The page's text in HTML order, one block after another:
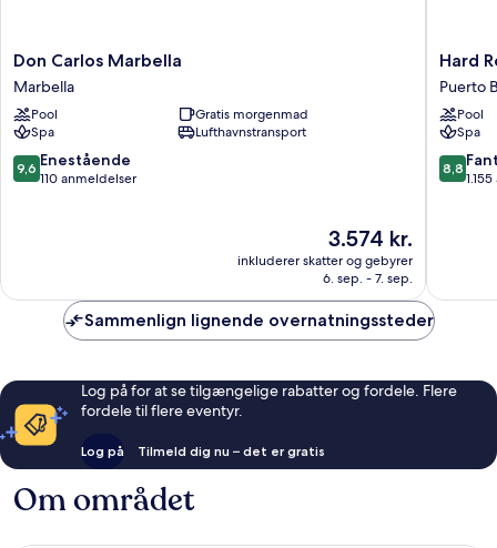
Don
Carlos
Marbella
Marbella
Don Carlos Marbella
Marbella
Pool
Gratis morgenmad
Spa
Lufthavnstransport
9.6
ud
9,6 Enestående
110 anmeldelser
Prisen
er
3.574 kr.
3.574 kr.
inkluderer skatter og gebyrer
6. sep. - 7. sep.
Hard
Rock
Hotel
–
Puerto
Banús
Hard
Puerto
Pool
Spa
8.8
ud
8,8
Sammenlign lignende overnatningssteder
Log på for at se tilgængelige rabatter og fordele. Flere
fordele til flere eventyr.
Log på Tilmeld dig nu – det er gratis
Om området